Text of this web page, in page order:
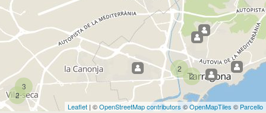
2
3
2
2
Leaflet | ©OpenStreetMap contributors ©OpenMapTiles © Parcello